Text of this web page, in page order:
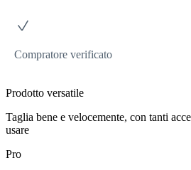
Compratore verificato
Prodotto versatile
Taglia bene e velocemente, con tanti
usare
Pro